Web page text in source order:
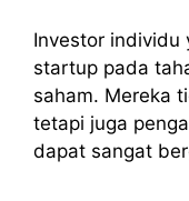
Investor individu
startup pada
saham. Mereka
tetapi juga
dapat sangat